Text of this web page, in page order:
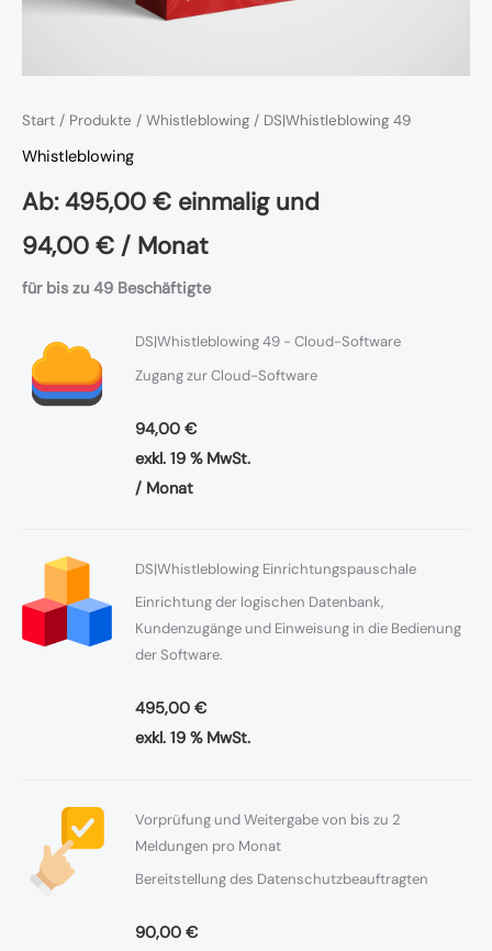
Start / Produkte / Whistleblowing / DS|Whistleblowing 49
Whistleblowing
Ab:495,00 € einmalig und
94,00 € / Monat
für bis zu 49 Beschäftigte
DS|Whistleblowing 49 - Cloud-Software
Zugang zur Cloud-Software
94,00€
exkl. 19 % MwSt.
/ Monat
DS|Whistleblowing Einrichtungspauschale
Einrichtung der logischen Datenbank,
Kundenzugänge und Einweisung in die Bedienung
der Software.
495,00€
exkl. 19 % MwSt.
Vorprüfung und Weitergabe von bis zu 2
Meldungen pro Monat
Bereitstellung des Datenschutzbeauftragten
90,00€
Vorprüfung
und
Weitergabe
bis